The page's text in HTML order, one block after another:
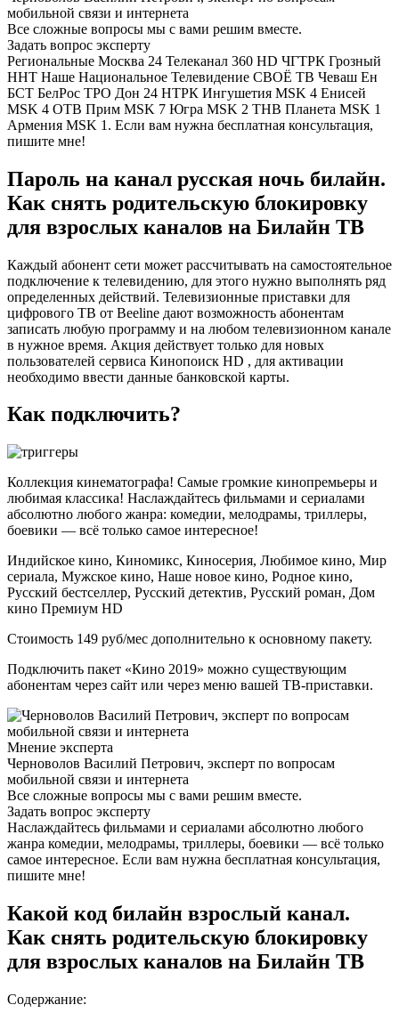
мобильной связи и интернета
Все сложные вопросы мы с вами решим вместе.
Задать вопрос эксперту
Региональные Москва 24 Телеканал 360 HD ЧГТРК Грозный
ННТ Наше Национальное Телевидение СВОЁ ТВ Чеваш Ен
БСТ БелРос ТРО Дон 24 НТРК Ингушетия MSK 4 Енисей
MSK 4 ОТВ Прим MSK 7 Югра MSK 2 ТНВ Планета MSK 1
Армения MSK 1. Если вам нужна бесплатная консультация,
пишите мне!
Пароль на канал русская ночь билайн.
Как снять родительскую блокировку
для взрослых каналов на Билайн ТВ
Каждый абонент сети может рассчитывать на самостоятельное
подключение к телевидению, для этого нужно выполнять ряд
определенных действий. Телевизионные приставки для
цифрового ТВ от Beeline дают возможность абонентам
записать любую программу и на любом телевизионном канале
в нужное время. Акция действует только для новых
пользователей сервиса Кинопоиск HD , для активации
необходимо ввести данные банковской карты.
Как подключить?
Коллекция кинематографа! Самые громкие кинопремьеры и
любимая классика! Наслаждайтесь фильмами и сериалами
абсолютно любого жанра: комедии, мелодрамы, триллеры,
боевики — всё только самое интересное!
Индийское кино, Киномикс, Киносерия, Любимое кино, Мир
сериала, Мужское кино, Наше новое кино, Родное кино,
Русский бестселлер, Русский детектив, Русский роман, Дом
кино Премиум HD
Стоимость 149 руб/мес дополнительно к основному пакету.
Подключить пакет «Кино 2019» можно существующим
абонентам через сайт или через меню вашей ТВ-приставки.
Мнение эксперта
Черноволов Василий Петрович, эксперт по вопросам
мобильной связи и интернета
Все сложные вопросы мы с вами решим вместе.
Задать вопрос эксперту
Наслаждайтесь фильмами и сериалами абсолютно любого
жанра комедии, мелодрамы, триллеры, боевики — всё только
самое интересное. Если вам нужна бесплатная консультация,
пишите мне!
Какой код билайн взрослый канал.
Как снять родительскую блокировку
для взрослых каналов на Билайн ТВ
Содержание: